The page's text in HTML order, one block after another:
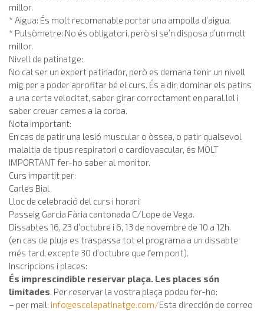
millor.
* Aigua: És molt recomanable portar una ampolla d’aigua.
* Pulsòmetre: No és obligatori, però si se’n disposa d’un molt
millor.
Nivell de patinatge:
No cal ser un expert patinador, però es demana tenir un nivell
mig per a poder aprofitar bé el curs. És a dir, dominar els patins
a una certa velocitat, saber girar correctament en paral.lel i
saber creuar cames a la corba.
Nota important:
En cas de patir una lesió muscular o òssea, o patir qualsevol
malaltia de tipus respiratori o cardiovascular, és MOLT
IMPORTANT fer-ho saber al monitor.
Curs impartit per:
Carles Bial
Lloc de celebració del curs i horari:
Passeig Garcia Fària cantonada C/Lope de Vega.
Dissabtes 16, 23 d’octubre i 6, 13 de novembre de 10 a 12h.
(en cas de pluja es traspassa tot el programa a un dissabte
més tard, excepte 30 d’octubre que fem pont).
Inscripcions i places:
És imprescindible reservar plaça. Les places són
limitades. Per reservar la vostra plaça podeu fer-ho:
– per mail: info@escolapatinatge.com/Esta dirección de correo